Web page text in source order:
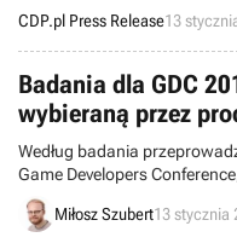
Imaginators oraz aplikacji
milionów postaci! Oficjalnym
Polsce jest cdp.pl.
CDP.pl Press Release13
Badania dla GDC
wybieraną przez
Według badania
Game Developers
wybierają komputery
swoich tytułów. Na pecety
Miłosz Szubert13 stycznia